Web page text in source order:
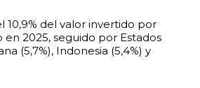
10,9% del valor invertido por
2025, seguido por Estados
(5,7%), Indonesia (5,4%) y